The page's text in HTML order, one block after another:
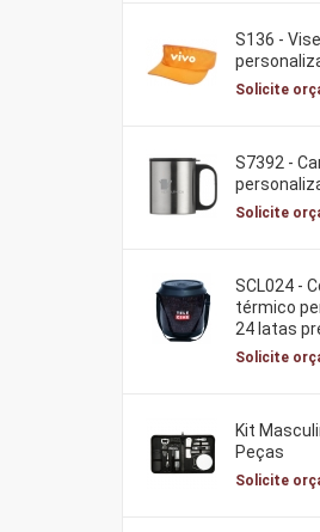
S136 -
Solicite
S7392 -
Solicite
SCL024 -
térmico
24 latas
Solicite
Kit
Peças
Solicite